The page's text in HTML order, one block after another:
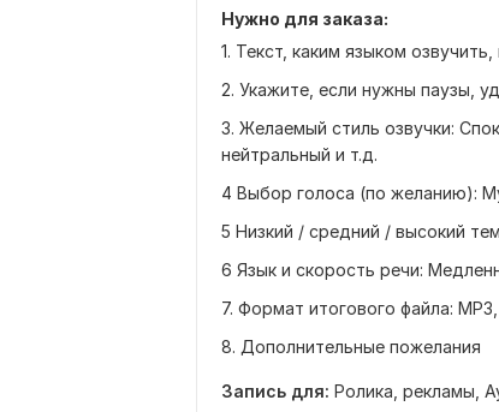
Нужно для заказа:
1. Текст, каким языком
2. Укажите, если нужны паузы,
3. Желаемый стиль озвучки:
нейтральный и т.д.
4 Выбор голоса (по желанию):
5 Низкий / средний / высокий
6 Язык и скорость речи:
7. Формат итогового файла:
8. Дополнительные пожелания
Запись для: Ролика, рекламы,